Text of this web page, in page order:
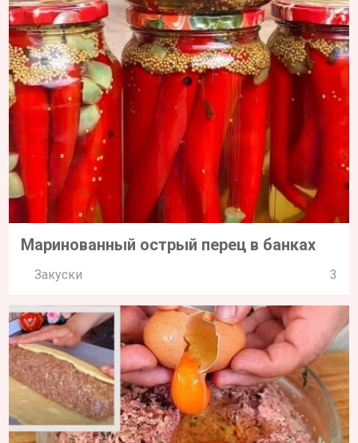
Маринованный острый перец в банках
Закуски 3